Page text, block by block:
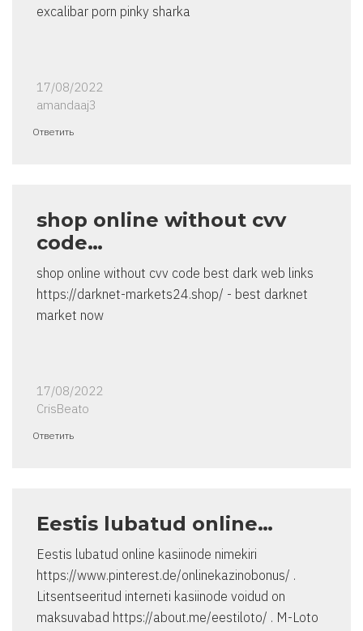
excalibar porn pinky sharka
17/08/2022
amandaaj3
Ответить
shop online without cvv
code…
shop online without cvv code best dark web links
https://darknet-markets24.shop/ - best darknet
market now
17/08/2022
CrisBeato
Ответить
Eestis lubatud online…
Eestis lubatud online kasiinode nimekiri
https://www.pinterest.de/onlinekazinobonus/ .
Litsentseeritud interneti kasiinode voidud on
maksuvabad https://about.me/eestiloto/ . M-Loto